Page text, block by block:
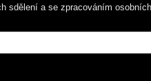
sdělení a se zpracováním